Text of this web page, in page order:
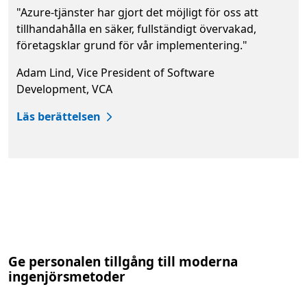
"Azure-tjänster har gjort det möjligt för oss att
tillhandahålla en säker, fullständigt övervakad,
företagsklar grund för vår implementering."
Adam Lind, Vice President of Software
Development, VCA
Läs berättelsen
Ge personalen tillgång till moderna
ingenjörsmetoder